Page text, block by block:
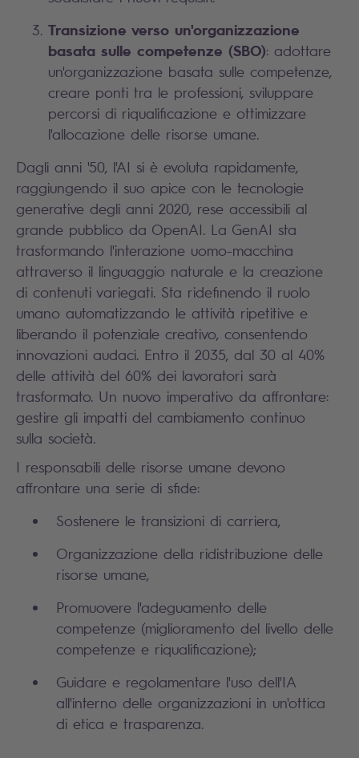
Transizione verso un'organizzazione
basata sulle competenze (SBO): adottare
un'organizzazione basata sulle competenze,
creare ponti tra le professioni, sviluppare
percorsi di riqualificazione e ottimizzare
l'allocazione delle risorse umane.
Dagli anni '50, l'AI si è evoluta rapidamente,
raggiungendo il suo apice con le tecnologie
generative degli anni 2020, rese accessibili al
grande pubblico da OpenAI. La GenAI sta
trasformando l'interazione uomo-macchina
attraverso il linguaggio naturale e la creazione
di contenuti variegati. Sta ridefinendo il ruolo
umano automatizzando le attività ripetitive e
liberando il potenziale creativo, consentendo
innovazioni audaci. Entro il 2035, dal 30 al 40%
delle attività del 60% dei lavoratori sarà
trasformato. Un nuovo imperativo da affrontare:
gestire gli impatti del cambiamento continuo
sulla società.
I responsabili delle risorse umane devono
affrontare una serie di sfide:
Sostenere le transizioni di carriera,
Organizzazione della ridistribuzione delle
risorse umane,
Promuovere l'adeguamento delle
competenze (miglioramento del livello delle
competenze e riqualificazione);
Guidare e regolamentare l'uso dell'IA
all'interno delle organizzazioni in un'ottica
di etica e trasparenza.